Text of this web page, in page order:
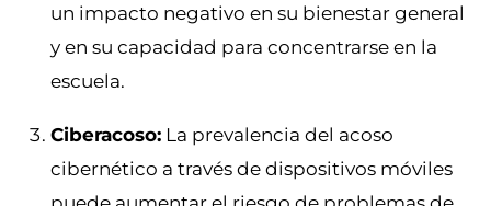
un impacto negativo en su bienestar general
y en su capacidad para concentrarse en la
escuela.
Ciberacoso: La prevalencia del acoso
cibernético a través de dispositivos móviles